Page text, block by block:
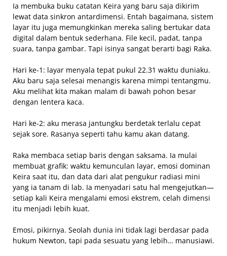
Ia membuka buku catatan Keira yang baru saja dikirim
lewat data sinkron antardimensi. Entah bagaimana, sistem
layar itu juga memungkinkan mereka saling bertukar data
digital dalam bentuk sederhana. File kecil, padat, tanpa
suara, tanpa gambar. Tapi isinya sangat berarti bagi Raka.
Hari ke-1: layar menyala tepat pukul 22.31 waktu duniaku.
Aku baru saja selesai menangis karena mimpi tentangmu.
Aku melihat kita makan malam di bawah pohon besar
dengan lentera kaca.
Hari ke-2: aku merasa jantungku berdetak terlalu cepat
sejak sore. Rasanya seperti tahu kamu akan datang.
Raka membaca setiap baris dengan saksama. Ia mulai
membuat grafik: waktu kemunculan layar, emosi dominan
Keira saat itu, dan data dari alat pengukur radiasi mini
yang ia tanam di lab. Ia menyadari satu hal mengejutkan—
setiap kali Keira mengalami emosi ekstrem, celah dimensi
itu menjadi lebih kuat.
Emosi, pikirnya. Seolah dunia ini tidak lagi berdasar pada
hukum Newton, tapi pada sesuatu yang lebih… manusiawi.